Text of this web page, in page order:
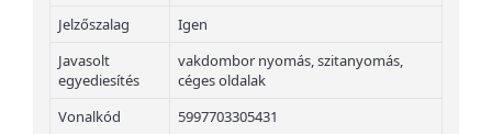
Jelzőszalag
Igen
Javasolt
egyediesítés
vakdombor nyomás, szitanyomás,
céges oldalak
Vonalkód
5997703305431